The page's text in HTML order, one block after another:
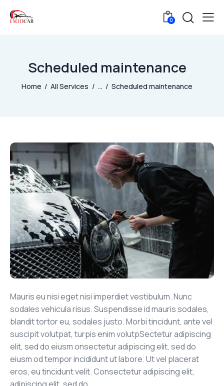
0
Scheduled maintenance
Home All Services ... Scheduled maintenance
Mauris eu nisi eget nisi imperdiet vestibulum. Nunc
sodales vehicula risus. Suspendisse id mauris sodales,
blandit tortor eu, sodales justo. Morbi tincidunt, ante vel
suscipit volutpat, turpis enim volutpSectetur adipiscing
elit, sed do eiusm onsectetur adipiscing elit, sed do
eiusm od tempor incididunt ut labore. Ut vel placerat
eros, eu tincidunt velit. Consectetur adipiscing elit,